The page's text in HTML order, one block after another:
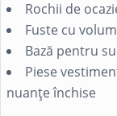
Rochii de
Fuste cu
Bază pentru
Piese
nuanțe închise